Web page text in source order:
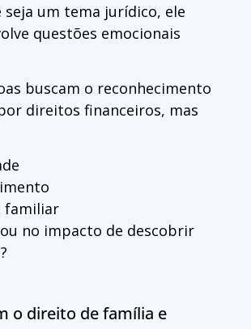
seja um tema jurídico, ele
questões emocionais
buscam o reconhecimento
direitos financeiros, mas
familiar
no impacto de descobrir
o direito de família e